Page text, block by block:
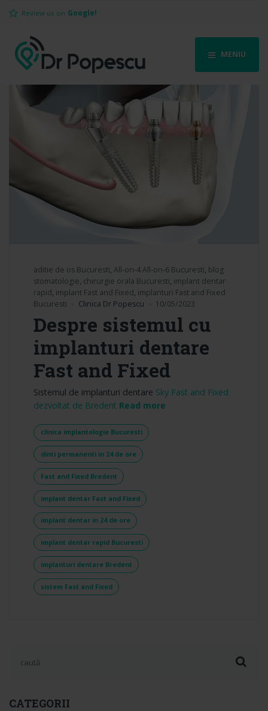
Review us on Google!
MENIU
aditie de os Bucuresti, All-on-4 All-on-6 Bucuresti, blog
stomatologie, chirurgie orala Bucuresti, implant dentar
rapid, implant Fast and Fixed, implanturi Fast and Fixed
Bucuresti
Clinica Dr Popescu 10/05/2023
Despre sistemul cu
implanturi dentare
Fast and Fixed
Sistemul de implanturi dentare Sky Fast and Fixed
dezvoltat de Bredent Read more
clinica implantologie Bucuresti
dinti permanenti in 24 de ore
Fast and Fixed Bredent
implant dentar Fast and Fixed
implant dentar in 24 de ore
implant dentar rapid Bucuresti
implanturi dentare Bredent
sistem Fast and Fixed
CATEGORII